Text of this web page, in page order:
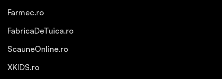
Farmec.ro
FabricaDeTuica.ro
ScauneOnline.ro
XKIDS.ro